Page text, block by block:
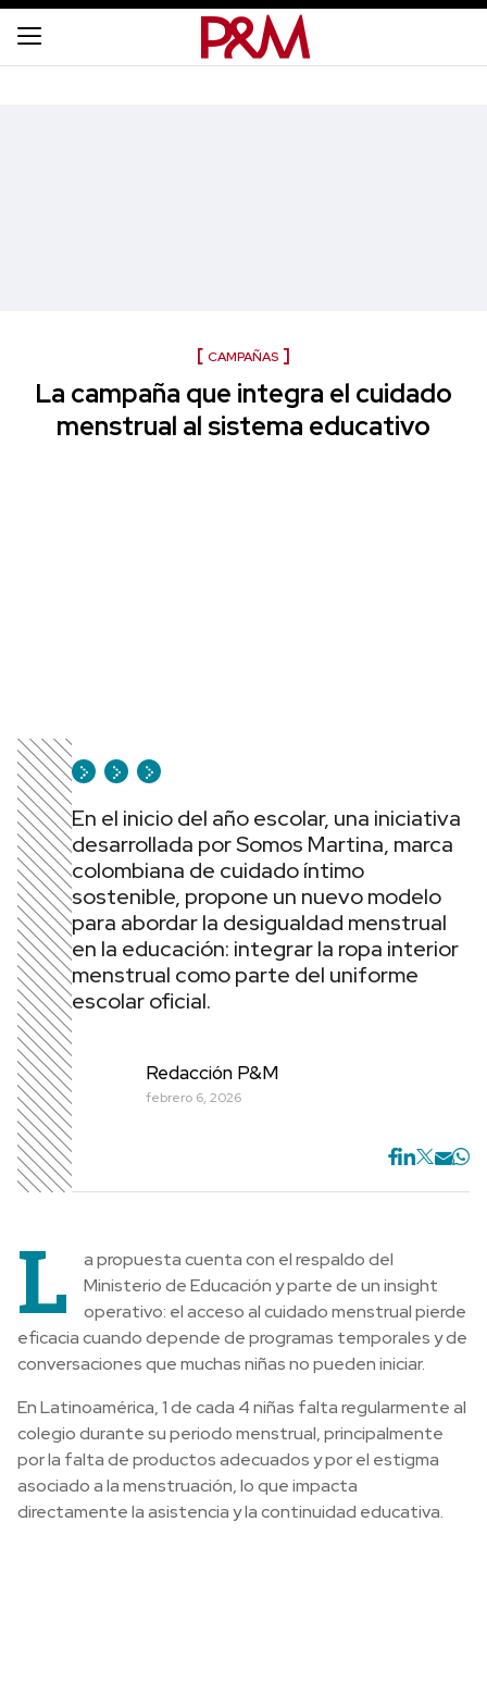
CAMPAÑAS
La campaña que integra el cuidado
menstrual al sistema educativo
En el inicio del año escolar, una iniciativa
desarrollada por Somos Martina, marca
colombiana de cuidado íntimo
sostenible, propone un nuevo modelo
para abordar la desigualdad menstrual
en la educación: integrar la ropa interior
menstrual como parte del uniforme
escolar oficial.
Redacción P&M
febrero 6, 2026
L
a propuesta cuenta con el respaldo del
Ministerio de Educación y parte de un insight
operativo: el acceso al cuidado menstrual pierde
eficacia cuando depende de programas temporales y de
conversaciones que muchas niñas no pueden iniciar.
En Latinoamérica, 1 de cada 4 niñas falta regularmente al
colegio durante su periodo menstrual, principalmente
por la falta de productos adecuados y por el estigma
asociado a la menstruación, lo que impacta
directamente la asistencia y la continuidad educativa.